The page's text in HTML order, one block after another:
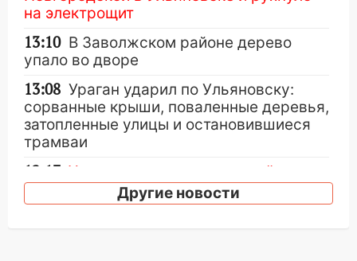
на электрощит
13:10 В Заволжском районе дерево
упало во дворе
13:08 Ураган ударил по Ульяновску:
сорванные крыши, поваленные деревья,
затопленные улицы и остановившиеся
трамваи
12:17 Ульяновск накрыл крупный град:
после ливня город снова уходит под
воду
Другие новости